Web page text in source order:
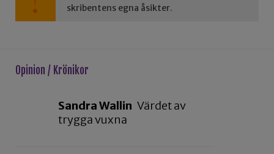
skribentens egna åsikter.
Opinion / Krönikor
Sandra Wallin Värdet av
trygga vuxna